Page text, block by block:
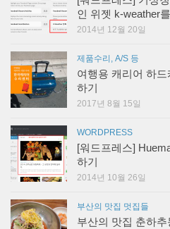
인 위젯 k-weather
2014년 12월 20일
제품수리, A/S 등
여행용 캐리어 하드
하기
2017년 8월 15일
WORDPRESS
[워드프레스]
하기
2014년 10월 26일
부산의 맛집 멋집들
부산의 맛집 춘하추